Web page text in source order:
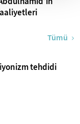
Tümü
tehdidi